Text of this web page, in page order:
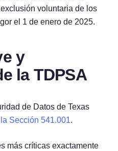
voluntaria de los
el 1 de enero de 2025.
y
la TDPSA
de Datos de Texas
la Sección 541.001.
más críticas exactamente